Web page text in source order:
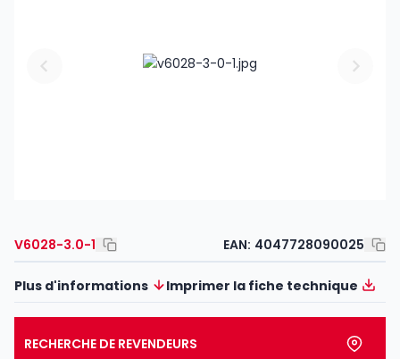
V6028-3.0-1 EAN: 4047728090025
Plus d'informations Imprimer la fiche technique
RECHERCHE DE REVENDEURS